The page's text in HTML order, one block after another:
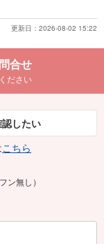
更新日： 2026-08-02 15:22
合せ
ださい
したい
こちら
ン無し）